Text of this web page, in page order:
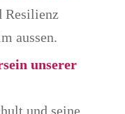
aussen.
unserer
und seine